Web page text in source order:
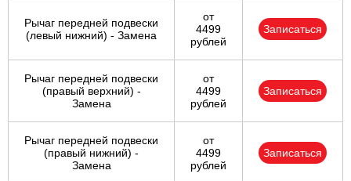
Рычаг передней подвески
(левый нижний) - Замена
от
4499
рублей
Записаться
Рычаг передней подвески
(правый верхний) -
Замена
от
4499
рублей
Записаться
Рычаг передней подвески
(правый нижний) -
Замена
от
4499
рублей
Записаться